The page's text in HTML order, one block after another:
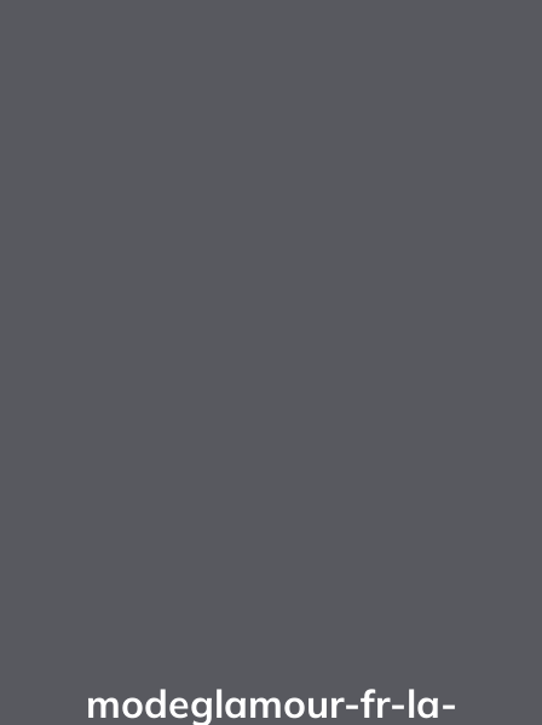
modeglamour-fr-la-